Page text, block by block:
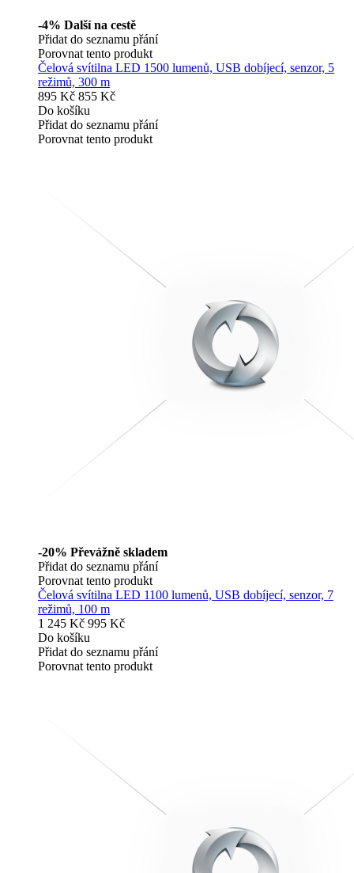
-4% Další na cestě
Přidat do seznamu přání
Porovnat tento produkt
Čelová svítilna LED 1500 lumenů, USB dobíjecí, senzor, 5
režimů, 300 m
895 Kč 855 Kč
Do košíku
Přidat do seznamu přání
Porovnat tento produkt
-20% Převážně skladem
Přidat do seznamu přání
Porovnat tento produkt
Čelová svítilna LED 1100 lumenů, USB dobíjecí, senzor, 7
režimů, 100 m
1 245 Kč 995 Kč
Do košíku
Přidat do seznamu přání
Porovnat tento produkt